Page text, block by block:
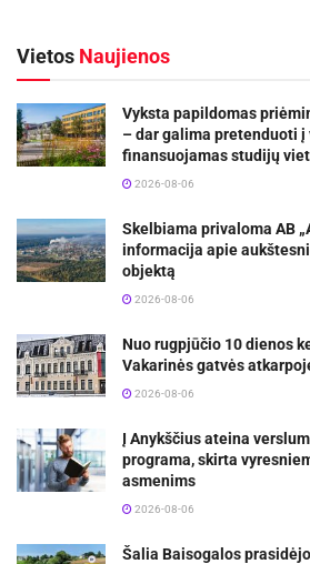
Vietos Naujienos
Vyksta papildomas
– dar galima pretenduoti į
finansuojamas studijų
2026-08-06
Skelbiama privaloma AB
informacija apie
objektą
2026-08-06
Nuo rugpjūčio 10 dienos
Vakarinės gatvės
2026-08-06
Į Anykščius ateina
programa, skirta
asmenims
2026-08-06
Šalia Baisogalos